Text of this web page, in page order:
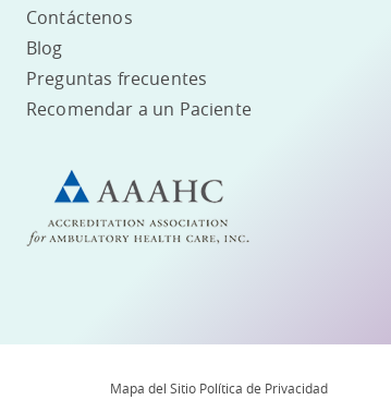
Contáctenos
Blog
Preguntas frecuentes
Recomendar a un Paciente
Mapa del Sitio Política de Privacidad